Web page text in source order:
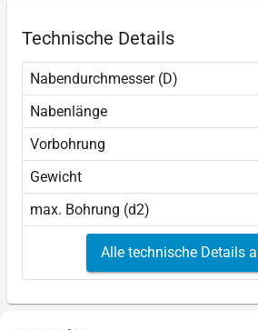
Technische Details
Nabendurchmesser (D)
Nabenlänge
Vorbohrung
Gewicht
max. Bohrung (d2)
Alle technische Details